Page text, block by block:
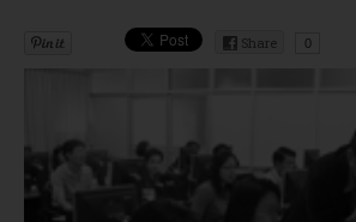
ซอฟต์แวร์
Share
0